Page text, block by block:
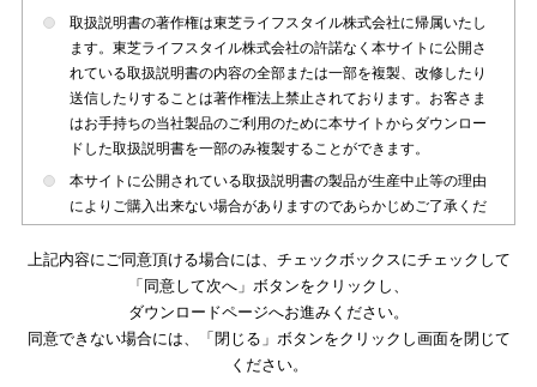
取扱説明書の著作権は東芝ライフスタイル株式会社に帰属いたし
ます。東芝ライフスタイル株式会社の許諾なく本サイトに公開さ
れている取扱説明書の内容の全部または一部を複製、改修したり
送信したりすることは著作権法上禁止されております。お客さま
はお手持ちの当社製品のご利用のために本サイトからダウンロー
ドした取扱説明書を一部のみ複製することができます。
本サイトに公開されている取扱説明書の製品が生産中止等の理由
によりご購入出来ない場合がありますのであらかじめご了承くだ
本サイトに公開されている取扱説明書は、製品が発売された時点
のものを掲載しております。従いまして本サイトに掲載されてい
る取扱説明書の記載内容とお客さまがお持ちの製品の仕様がその
後のマイナーチェンジ等で変更になる場合がございます。本サイ
トに公開されている取扱説明書の内容とお手持ちの製品の仕様に
上記内容にご同意頂ける場合には、チェックボックスにチェックして
「同意して次へ」ボタンをクリックし、
ダウンロードページへお進みください。
同意できない場合には、「閉じる」ボタンをクリックし画面を閉じて
ください。